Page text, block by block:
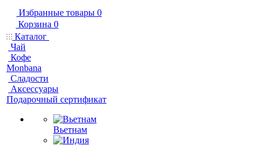
Избранные товары 0
Корзина 0
Каталог
Чай
Кофе
Monbana
Сладости
Аксессуары
Подарочный сертификат
Вьетнам